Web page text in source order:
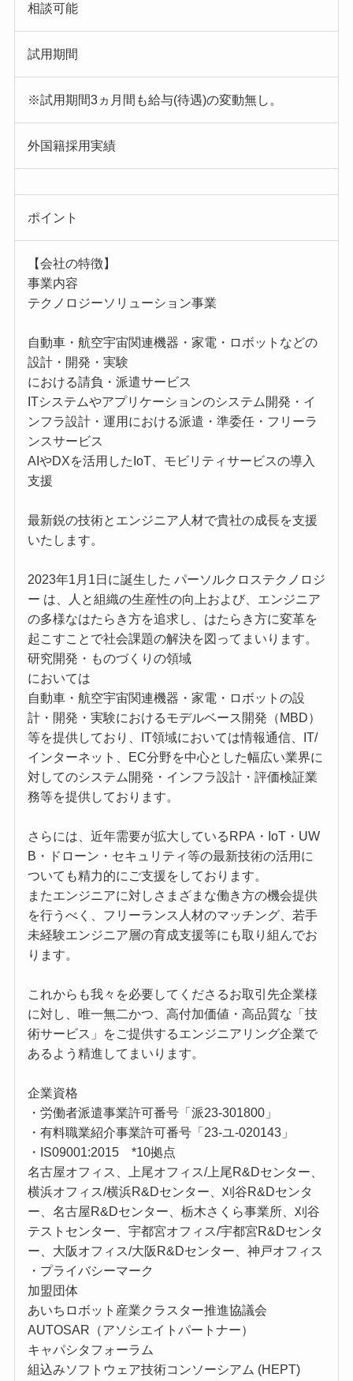
相談可能
試用期間
※試用期間3ヵ月間も給与(待遇)の変動無し。
外国籍採用実績
ポイント
【会社の特徴】
事業内容
テクノロジーソリューション事業
自動車・航空宇宙関連機器・家電・ロボットなどの
設計・開発・実験
における請負・派遣サービス
ITシステムやアプリケーションのシステム開発・イ
ンフラ設計・運用における派遣・準委任・フリーラ
ンスサービス
AIやDXを活用したIoT、モビリティサービスの導入
支援
最新鋭の技術とエンジニア人材で貴社の成長を支援
いたします。
2023年1月1日に誕生した パーソルクロステクノロジ
ー は、人と組織の生産性の向上および、エンジニア
の多様なはたらき方を追求し、はたらき方に変革を
起こすことで社会課題の解決を図ってまいります。
研究開発・ものづくりの領域
においては
自動車・航空宇宙関連機器・家電・ロボットの設
計・開発・実験におけるモデルベース開発（MBD）
等を提供しており、IT領域においては情報通信、IT/
インターネット、EC分野を中心とした幅広い業界に
対してのシステム開発・インフラ設計・評価検証業
務等を提供しております。
さらには、近年需要が拡大しているRPA・IoT・UW
B・ドローン・セキュリティ等の最新技術の活用に
ついても精力的にご支援をしております。
またエンジニアに対しさまざまな働き方の機会提供
を行うべく、フリーランス人材のマッチング、若手
未経験エンジニア層の育成支援等にも取り組んでお
ります。
これからも我々を必要してくださるお取引先企業様
に対し、唯一無二かつ、高付加価値・高品質な「技
術サービス」をご提供するエンジニアリング企業で
あるよう精進してまいります。
企業資格
・労働者派遣事業許可番号「派23-301800」
・有料職業紹介事業許可番号「23-ユ-020143」
・IS09001:2015 *10拠点
名古屋オフィス、上尾オフィス/上尾R&Dセンター、
横浜オフィス/横浜R&Dセンター、刈谷R&Dセンタ
ー、名古屋R&Dセンター、栃木さくら事業所、刈谷
テストセンター、宇都宮オフィス/宇都宮R&Dセンタ
ー、大阪オフィス/大阪R&Dセンター、神戸オフィス
・プライバシーマーク
加盟団体
あいちロボット産業クラスター推進協議会
AUTOSAR（アソシエイトパートナー）
キャパシタフォーラム
組込みソフトウェア技術コンソーシアム (HEPT)